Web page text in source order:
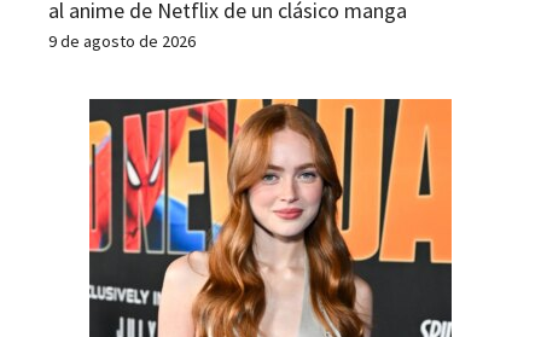
al anime de Netflix de un clásico manga
9 de agosto de 2026